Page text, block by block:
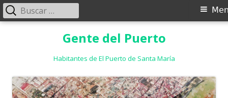
Gente del Puerto
Habitantes de El Puerto de Santa María
Menú
Buscar: